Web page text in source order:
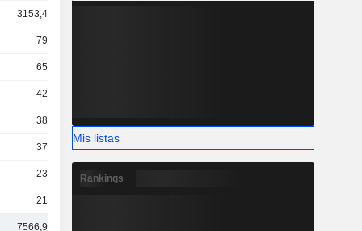
3153,47 M
797 M
657 M
423 M
387 M
370 M
239 M
218 M
7566,98 M
Mis listas
Rankings